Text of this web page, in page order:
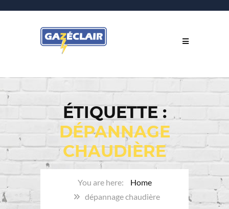
ÉTIQUETTE :
DÉPANNAGE
CHAUDIÈRE
Home
dépannage chaudière